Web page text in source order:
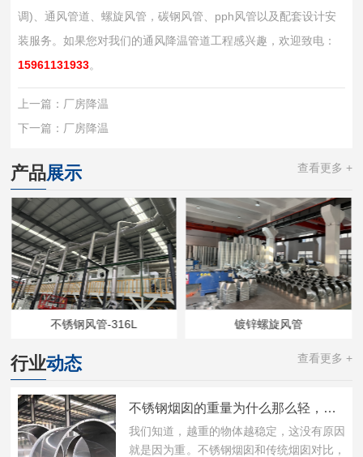
调)、通风管道、螺旋风管，碳钢风管、pph风管以及配套设计安
装服务。如果您对我们的通风降温管道工程感兴趣，欢迎致电：
15961131933。
上一篇： 厂房降温
下一篇： 厂房降温
产品展示 查看更多 +
不锈钢风管-316L 镀锌螺旋风管
行业动态 查看更多 +
不锈钢烟囱的重量为什么那么轻，功能还那么好?
我们知道，越重的物体越稳定，这没有原因
就是因为重。不锈钢烟囱和传统烟囱对比，